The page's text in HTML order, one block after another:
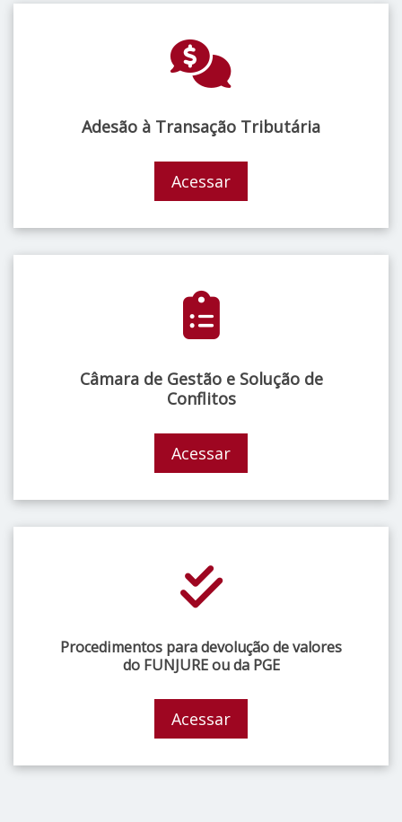
Adesão à Transação Tributária
Acessar
Câmara de Gestão e Solução de
Conflitos
Acessar
Procedimentos para devolução de valores
do FUNJURE ou da PGE
Acessar